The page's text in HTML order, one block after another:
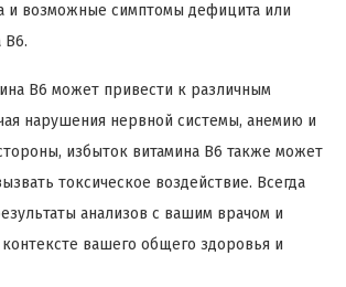
и возможные симптомы дефицита или
B6.
B6 может привести к различным
нарушения нервной системы, анемию и
избыток витамина B6 также может
токсическое воздействие. Всегда
анализов с вашим врачом и
вашего общего здоровья и